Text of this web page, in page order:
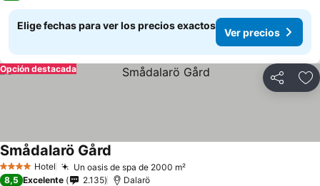
Elige fechas para ver los precios exactos
Ver precios
Compartir
Opción destacada
4 EstrellasHotel Un oasis de spa de 2000 m²Ver precios
Smådalarö Gård
8,5 Excelente 2.135 Dalarö